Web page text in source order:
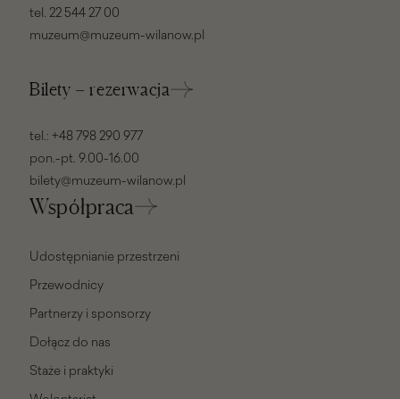
tel. 22 544 27 00
muzeum@muzeum-wilanow.pl
Bilety – rezerwacja
tel.: +48 798 290 977
pon.-pt. 9.00-16.00
bilety@muzeum-wilanow.pl
Współpraca
Udostępnianie przestrzeni
Przewodnicy
Partnerzy i sponsorzy
Dołącz do nas
Staże i praktyki